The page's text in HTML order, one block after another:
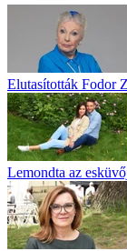
Elutasították Fodor
Lemondta az